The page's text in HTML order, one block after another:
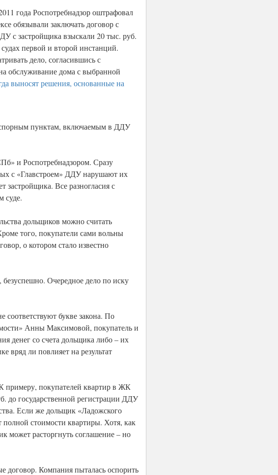
года Роспотребнадзор оштрафовал
обязывали заключать договор с
с застройщика взыскали 20 тыс. руб.
первой и второй инстанций.
дело, согласившись с
обслуживание дома с выбранной
выносят решения, основанные на
пунктам, включаемым в ДДУ
и Роспотребнадзором. Сразу
с «Главстроем» ДДУ нарушают их
застройщика. Все разногласия с
суде.
дольщиков можно считать
того, покупатели сами вольны
о котором стало известно
Очередное дело по иску
букве закона. По
Анны Максимовой, покупатель и
денег со счета дольщика либо – их
вряд ли повлияет на результат
примеру, покупателей квартир в ЖК
до государственной регистрации ДДУ
Если же дольщик «Ладожского
полной стоимости квартиры. Хотя, как
может расторгнуть соглашение – но
договор. Компания пыталась оспорить